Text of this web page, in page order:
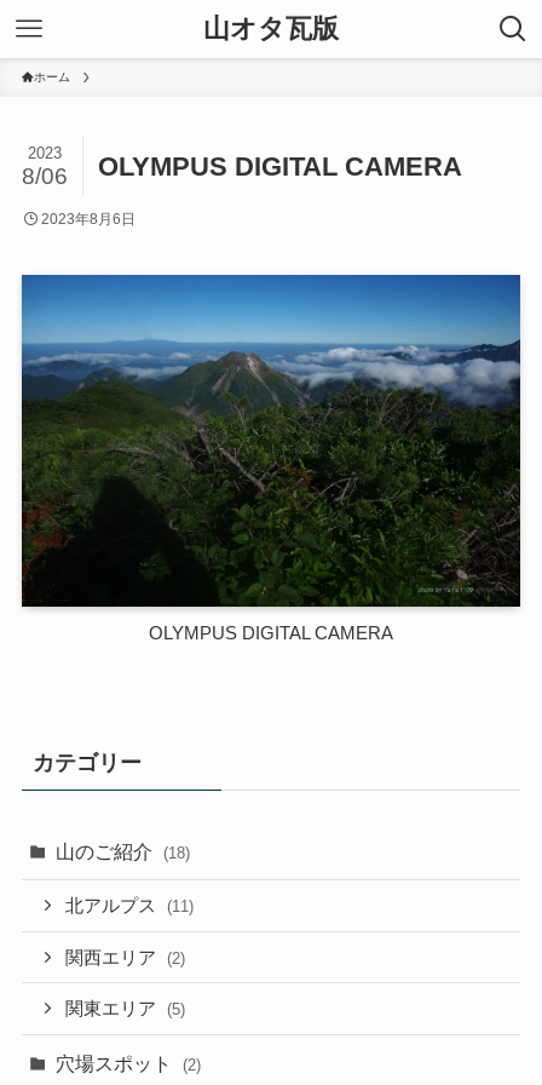
山オタ瓦版
ホーム
OLYMPUS DIGITAL CAMERA
2023
8/06
2023年8月6日
OLYMPUS DIGITAL CAMERA
カテゴリー
山のご紹介 (18)
北アルプス (11)
関西エリア (2)
関東エリア (5)
穴場スポット (2)